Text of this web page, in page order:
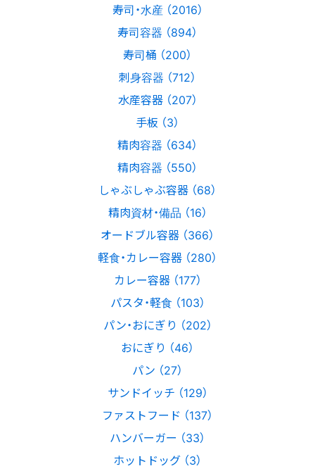
寿司・水産 （2016）
寿司容器 （894）
寿司桶 （200）
刺身容器 （712）
水産容器 （207）
手板 （3）
精肉容器 （634）
精肉容器 （550）
しゃぶしゃぶ容器 （68）
精肉資材・備品 （16）
オードブル容器 （366）
軽食・カレー容器 （280）
カレー容器 （177）
パスタ・軽食 （103）
パン・おにぎり （202）
おにぎり （46）
パン （27）
サンドイッチ （129）
ファストフード （137）
ハンバーガー （33）
ホットドッグ （3）